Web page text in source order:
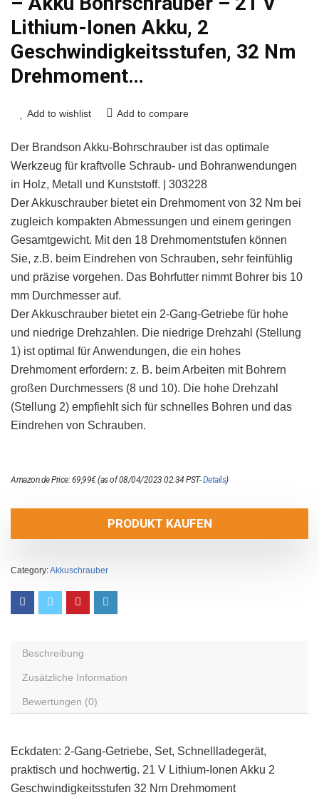
Lithium-Ionen Akku, 2
Geschwindigkeitsstufen, 32 Nm
Drehmoment…
Add to wishlist Add to compare
Der Brandson Akku-Bohrschrauber ist das optimale
Werkzeug für kraftvolle Schraub- und Bohranwendungen
in Holz, Metall und Kunststoff. | 303228
Der Akkuschrauber bietet ein Drehmoment von 32 Nm bei
zugleich kompakten Abmessungen und einem geringen
Gesamtgewicht. Mit den 18 Drehmomentstufen können
Sie, z.B. beim Eindrehen von Schrauben, sehr feinfühlig
und präzise vorgehen. Das Bohrfutter nimmt Bohrer bis 10
mm Durchmesser auf.
Der Akkuschrauber bietet ein 2-Gang-Getriebe für hohe
und niedrige Drehzahlen. Die niedrige Drehzahl (Stellung
1) ist optimal für Anwendungen, die ein hohes
Drehmoment erfordern: z. B. beim Arbeiten mit Bohrern
großen Durchmessers (8 und 10). Die hohe Drehzahl
(Stellung 2) empfiehlt sich für schnelles Bohren und das
Eindrehen von Schrauben.
Amazon.de Price:69,99€(as of 08/04/2023 02:34 PST-Details)
PRODUKT KAUFEN
Category:Akkuschrauber
Beschreibung
Zusätzliche Information
Bewertungen (0)
Eckdaten: 2-Gang-Getriebe, Set, Schnellladegerät,
praktisch und hochwertig. 21 V Lithium-Ionen Akku 2
Geschwindigkeitsstufen 32 Nm Drehmoment